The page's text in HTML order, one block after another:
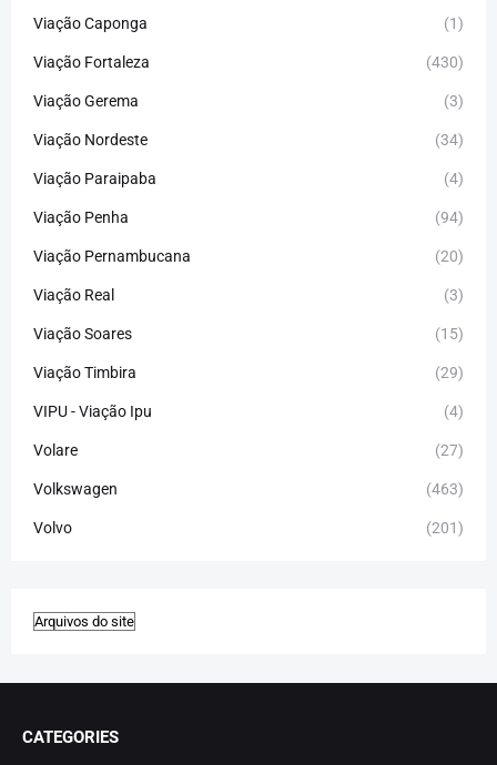
Viação Caponga (1)
Viação Fortaleza (430)
Viação Gerema (3)
Viação Nordeste (34)
Viação Paraipaba (4)
Viação Penha (94)
Viação Pernambucana (20)
Viação Real (3)
Viação Soares (15)
Viação Timbira (29)
VIPU - Viação Ipu (4)
Volare (27)
Volkswagen (463)
Volvo (201)
CATEGORIES